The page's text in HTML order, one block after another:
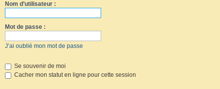
Nom d’utilisateur :
Mot de passe :
J’ai oublié mon mot de passe
Se souvenir de moi
Cacher mon statut en ligne pour cette session